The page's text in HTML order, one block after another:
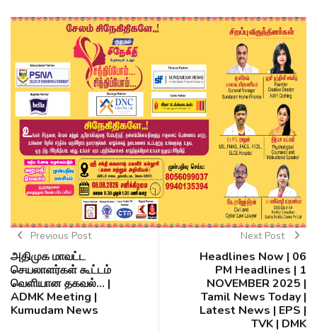
Previous Post
அதிமுக மாவட்ட
செயலாளர்கள் கூட்டம்
வெளியான தகவல்... |
ADMK Meeting |
Kumudam News
Next Post
Headlines Now | 06
PM Headlines | 1
NOVEMBER 2025 |
Tamil News Today |
Latest News | EPS |
TVK | DMK